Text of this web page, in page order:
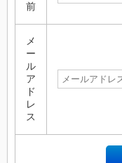
前
メ
ー
ル
ア
ド
レ
ス